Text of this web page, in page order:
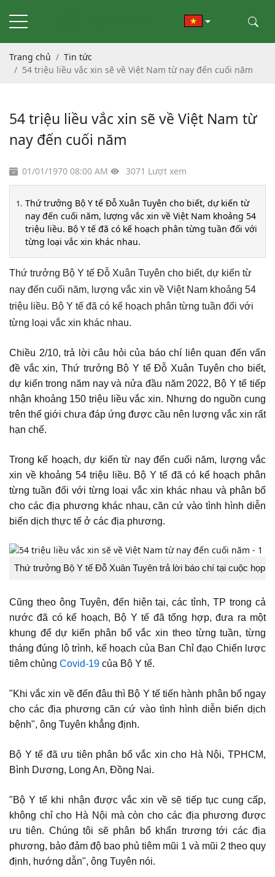
Trang chủ
Tin tức
54 triệu liều vắc xin sẽ về Việt Nam từ nay đến cuối năm
54 triệu liều vắc xin sẽ về Việt Nam từ
nay đến cuối năm
01/01/1970 08:00 AM 3071 Lượt xem
Thứ trưởng Bộ Y tế Đỗ Xuân Tuyên cho biết, dự kiến từ
nay đến cuối năm, lượng vắc xin về Việt Nam khoảng 54
triệu liều. Bộ Y tế đã có kế hoạch phân từng tuần đối với
từng loại vắc xin khác nhau.
Thứ trưởng Bộ Y tế Đỗ Xuân Tuyên cho biết, dự kiến từ
nay đến cuối năm, lượng vắc xin về Việt Nam khoảng 54
triệu liều. Bộ Y tế đã có kế hoạch phân từng tuần đối với
từng loại vắc xin khác nhau.
Chiều 2/10, trả lời câu hỏi của báo chí liên quan đến vấn
đề vắc xin, Thứ trưởng Bộ Y tế Đỗ Xuân Tuyên cho biết,
dự kiến trong năm nay và nửa đầu năm 2022, Bộ Y tế tiếp
nhận khoảng 150 triệu liều vắc xin. Nhưng do nguồn cung
trên thế giới chưa đáp ứng được cầu nên lượng vắc xin rất
hạn chế.
Trong kế hoạch, dự kiến từ nay đến cuối năm, lượng vắc
xin về khoảng 54 triệu liều. Bộ Y tế đã có kế hoạch phân
từng tuần đối với từng loại vắc xin khác nhau và phân bổ
cho các địa phương khác nhau, căn cứ vào tình hình diễn
biến dịch thực tế ở các địa phương.
Thứ trưởng Bộ Y tế Đỗ Xuân Tuyên trả lời báo chí tại cuộc họp.
Cũng theo ông Tuyên, đến hiện tại, các tỉnh, TP trong cả
nước đã có kế hoạch, Bộ Y tế đã tổng hợp, đưa ra một
khung để dự kiến phân bổ vắc xin theo từng tuần, từng
tháng đúng lộ trình, kế hoạch của Ban Chỉ đạo Chiến lược
tiêm chủng Covid-19 của Bộ Y tế.
"Khi vắc xin về đến đâu thì Bộ Y tế tiến hành phân bổ ngay
cho các địa phương căn cứ vào tình hình diễn biến dịch
bệnh", ông Tuyên khẳng định.
Bộ Y tế đã ưu tiên phân bổ vắc xin cho Hà Nội, TPHCM,
Bình Dương, Long An, Đồng Nai.
"Bộ Y tế khi nhận được vắc xin về sẽ tiếp tục cung cấp,
không chỉ cho Hà Nội mà còn cho các địa phương được
ưu tiên. Chúng tôi sẽ phân bổ khẩn trương tới các địa
phương, bảo đảm độ bao phủ tiêm mũi 1 và mũi 2 theo quy
định, hướng dẫn", ông Tuyên nói.